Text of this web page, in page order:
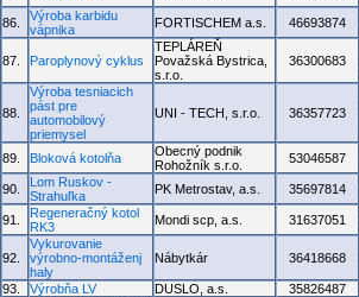
86.
Výroba karbidu
vápnika
FORTISCHEM a.s. 46693874
87. Paroplynový cyklus
TEPLÁREŇ
Považská Bystrica,
s.r.o.
36300683
88.
Výroba tesniacich
pást pre
automobilový
priemysel
UNI - TECH, s.r.o. 36357723
89. Bloková kotolňa
Obecný podnik
Rohožník s.r.o.
53046587
90.
Lom Ruskov -
Strahuľka
PK Metrostav, a.s. 35697814
91.
Regeneračný kotol
RK3
Mondi scp, a.s. 31637051
92.
Vykurovanie
výrobno-montáženj
haly
Nábytkár 36418668
93. Výrobňa LV DUSLO, a.s. 35826487